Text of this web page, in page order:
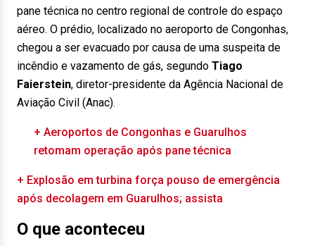
pane técnica no centro regional de controle do espaço
aéreo. O prédio, localizado no aeroporto de Congonhas,
chegou a ser evacuado por causa de uma suspeita de
incêndio e vazamento de gás, segundo Tiago
Faierstein, diretor-presidente da Agência Nacional de
Aviação Civil (Anac).
+ Aeroportos de Congonhas e Guarulhos
retomam operação após pane técnica
+ Explosão em turbina força pouso de emergência
após decolagem em Guarulhos; assista
O que aconteceu